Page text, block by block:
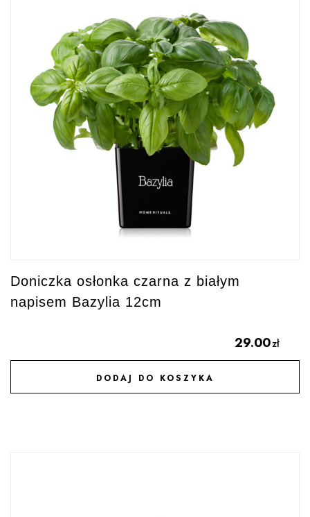
Doniczka osłonka czarna z białym
napisem Bazylia 12cm
29.00zł
DODAJ DO KOSZYKA
DODAJ DO ULUBIONYCH